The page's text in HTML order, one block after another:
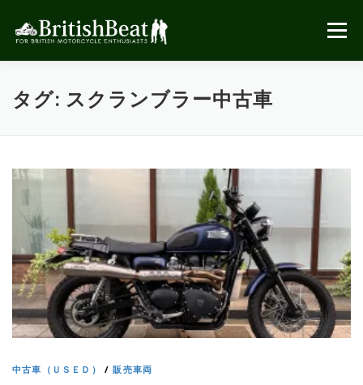
メニュー
タグ: スクランブラー中古車
中古車（ＵＳＥＤ） /販売車両